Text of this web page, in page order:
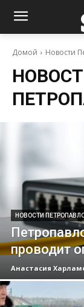
Домой Новости
НОВОСТИ
проводит
Анастасия